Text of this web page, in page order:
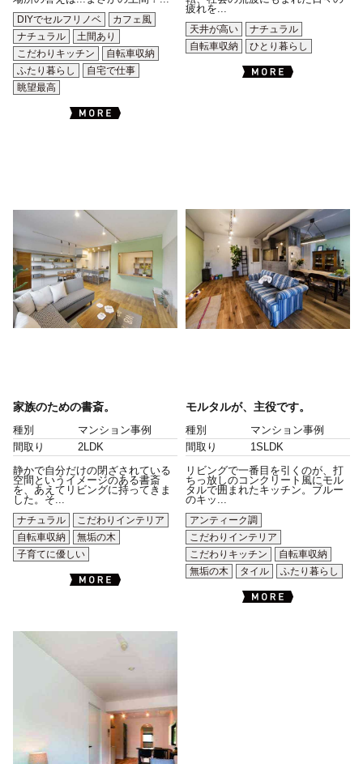
DIYでセルフリノベ
カフェ風
ナチュラル
土間あり
こだわりキッチン
自転車収納
ふたり暮らし
自宅で仕事
眺望最高
疲れを...
天井が高い
ナチュラル
自転車収納
ひとり暮らし
家族のための書斎。
種別
マンション事例
間取り
2LDK
静かで自分だけの閉ざされている
空間というイメージのある書斎
を、あえてリビングに持ってきま
した。そ...
ナチュラル
こだわりインテリア
自転車収納
無垢の木
子育てに優しい
モルタルが、主役です。
種別
マンション事例
間取り
1SLDK
リビングで一番目を引くのが、打
ちっ放しのコンクリート風にモル
タルで囲まれたキッチン。ブルー
のキッ...
アンティーク調
こだわりインテリア
こだわりキッチン
自転車収納
無垢の木
タイル ふたり暮らし